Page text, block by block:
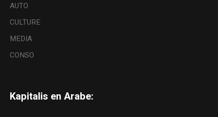
AUTO
CULTURE
MEDIA
CONSO
Kapitalis en Arabe: